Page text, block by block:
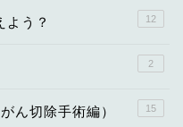
よう？ 12
2
ん切除手術編） 15